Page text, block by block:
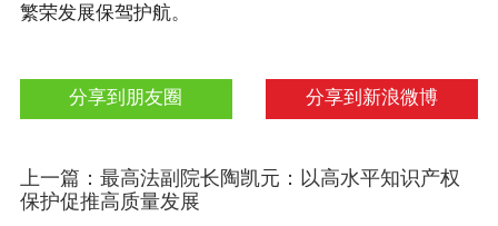
繁荣发展保驾护航。
分享到新浪微博
分享到朋友圈
上一篇：最高法副院长陶凯元：以高水平知识产权
保护促推高质量发展